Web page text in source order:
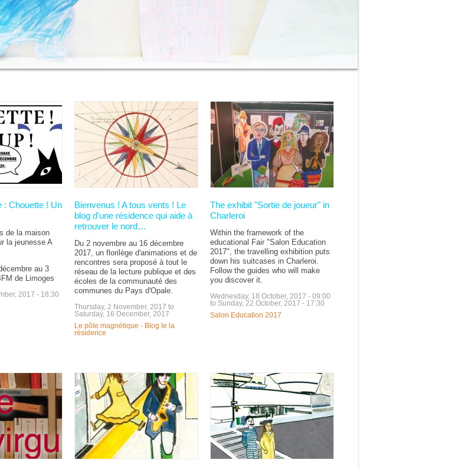
: Chouette ! Un
de la maison
la jeunesse A
au 3
de Limoges
2017 - 18:30
Bienvenus ! A tous vents ! Le
blog d'une résidence qui aide à
retrouver le nord…
Du 2 novembre au 16 décembre
2017, un florilège d'animations et de
rencontres sera proposé à tout le
réseau de la lecture publique et des
écoles de la communauté des
communes du Pays d'Opale.
Thursday, 2 November, 2017 to
Saturday, 16 December, 2017
Le pôle magnétique - Blog le la
résidence
The exhibit "Sortie de joueur" in
Charleroi
Within the framework of the
educational Fair "Salon Education
2017", the travelling exhibition puts
down his suitcases in Charleroi.
Follow the guides who will make
you discover it.
Wednesday, 18 October, 2017 - 09:00
to Sunday, 22 October, 2017 - 17:30
Salon Education 2017